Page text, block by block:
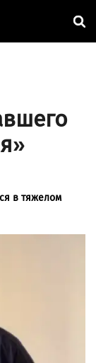
в тяжелом